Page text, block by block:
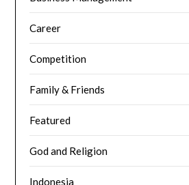
Career
Competition
Family & Friends
Featured
God and Religion
Indonesia